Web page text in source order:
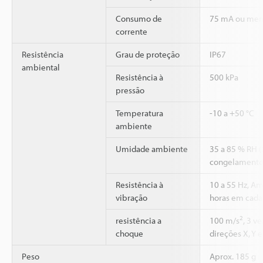
Consumo de
corrente
75 mA ou
Resistência
ambiental
Grau de proteção IP67
Resistência à
pressão
500 kPa
Temperatura
ambiente
-10 a +50 °C
Umidade ambiente
35 a 85 % RH
Resistência à
vibração
10 a 55 Hz,
horas em
resistência a
choque
100 m/s2, 3
direções X, Y
Peso Aprox. 185 g